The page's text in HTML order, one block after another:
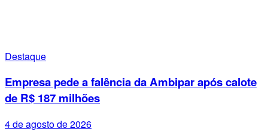
Destaque
Empresa pede a falência da Ambipar após calote
de R$ 187 milhões
4 de agosto de 2026